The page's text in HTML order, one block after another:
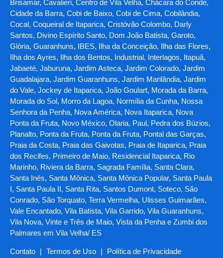
Brisamar, Cavalieri, Centro de Vila Velha, Chácara do Conde,
Cidade da Barra, Cobi de Baixo, Cobi de Cima, Cobilândia,
Cocal, Coqueiral de Itaparica, Cristóvão Colombo, Darly
Santos, Divino Espírito Santo, Dom João Batista, Garoto,
Glória, Guaranhuns, IBES, Ilha da Conceição, Ilha das Flores,
Ilha dos Ayres, Ilha dos Bentos, Industrial, Interlagos, Itapuã,
Jabaeté, Jaburuna, Jardim Asteca, Jardim Colorado, Jardim
Guadalajara, Jardim Guaranhuns, Jardim Marilândia, Jardim
do Vale, Jockey de Itaparica, João Goulart, Morada da Barra,
Morada do Sol, Morro da Lagoa, Normília da Cunha, Nossa
Senhora da Penha, Nova América, Nova Itaparica, Nova
Ponta da Fruta, Novo México, Olaria, Paul, Pedra dos Búzios,
Planalto, Ponta da Fruta, Ponta da Fruta, Pontal das Garças,
Praia da Costa, Praia das Gaivotas, Praia de Itaparica, Praia
dos Recifes, Primeiro de Maio, Residencial Itaparica, Rio
Marinho, Riviera da Barra, Sagrada Família, Santa Clara,
Santa Inês, Santa Mônica, Santa Mônica Popular, Santa Paula
I, Santa Paula II, Santa Rita, Santos Dumont, Soteco, São
Conrado, São Torquato, Terra Vermelha, Ulisses Guimarães,
Vale Encantado, Vila Batista, Vila Garrido, Vila Guaranhuns,
Vila Nova, Vinte e Três de Maio, Vista da Penha e Zumbi dos
Palmares em Vila Velha/ ES
Contato | Termos de Uso | Política de Privacidade